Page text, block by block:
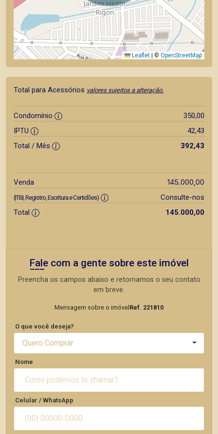
Leaflet | © OpenStreetMap
Total para Acessórios valores sujeitos a alteração.
Condomínio
350,00
IPTU
42,43
Total / Mês
392,43
Venda 145.000,00
(ITBI, Registro, Escritura e Certidões)
Consulte-nos
Total
145.000,00
Fale com a gente sobre este imóvel
Preencha os campos abaixo e retornamos o seu contato
em breve.
Mensagem sobre o imóvelRef. 221810
O que você deseja?
Quero Comprar
Nome
Celular / WhatsApp